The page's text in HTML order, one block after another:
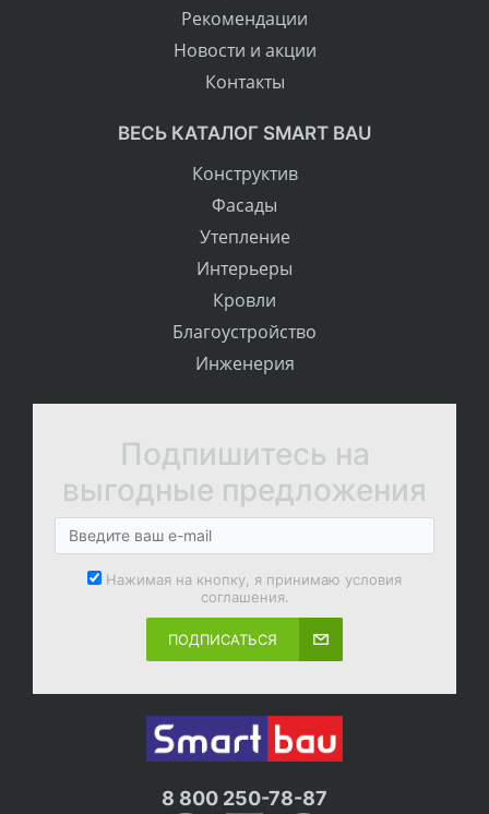
Рекомендации
Новости и акции
Контакты
ВЕСЬ КАТАЛОГ SMART BAU
Конструктив
Фасады
Утепление
Интерьеры
Кровли
Благоустройство
Инженерия
Подпишитесь на
выгодные предложения
Нажимая на кнопку, я принимаю условия
соглашения.
ПОДПИСАТЬСЯ
8 800 250-78-87